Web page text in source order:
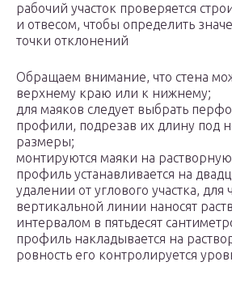
рабочий участок проверяется
и отвесом, чтобы определить
точки отклонений
Обращаем внимание, что стена
верхнему краю или к нижнему;
для маяков следует выбрать
профили, подрезав их длину под
размеры;
монтируются маяки на
профиль устанавливается на
удалении от углового участка, для
вертикальной линии наносят
интервалом в пятьдесят
профиль накладывается на
ровность его контролируется